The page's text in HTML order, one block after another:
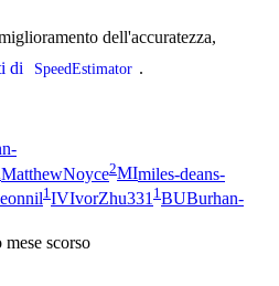
dell'accuratezza,
di SpeedEstimator .
MatthewNoyce2MImiles-deans-
1 IVIvorZhu331 1 BUBurhan-
mese scorso